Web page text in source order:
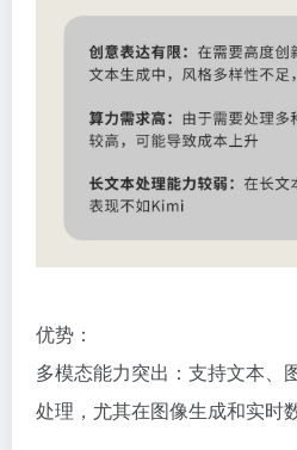
优势：
多模态能力突出：支持文本、
处理，尤其在图像生成和实时